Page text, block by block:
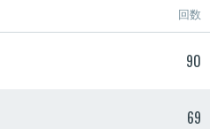
回数
90
69